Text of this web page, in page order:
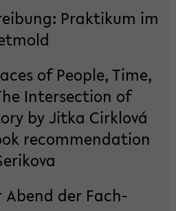
Prak­ti­kum im
of Peop­le, Time,
In­ter­sec­tion of
by Jitka Cirk­lová
re­com­men­da­ti­on
Abend der Fach­